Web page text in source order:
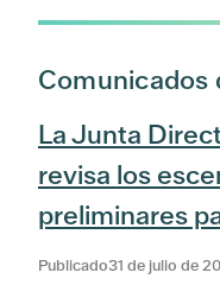
Comunicados
La Junta
revisa los
preliminares
Publicado31 de julio de